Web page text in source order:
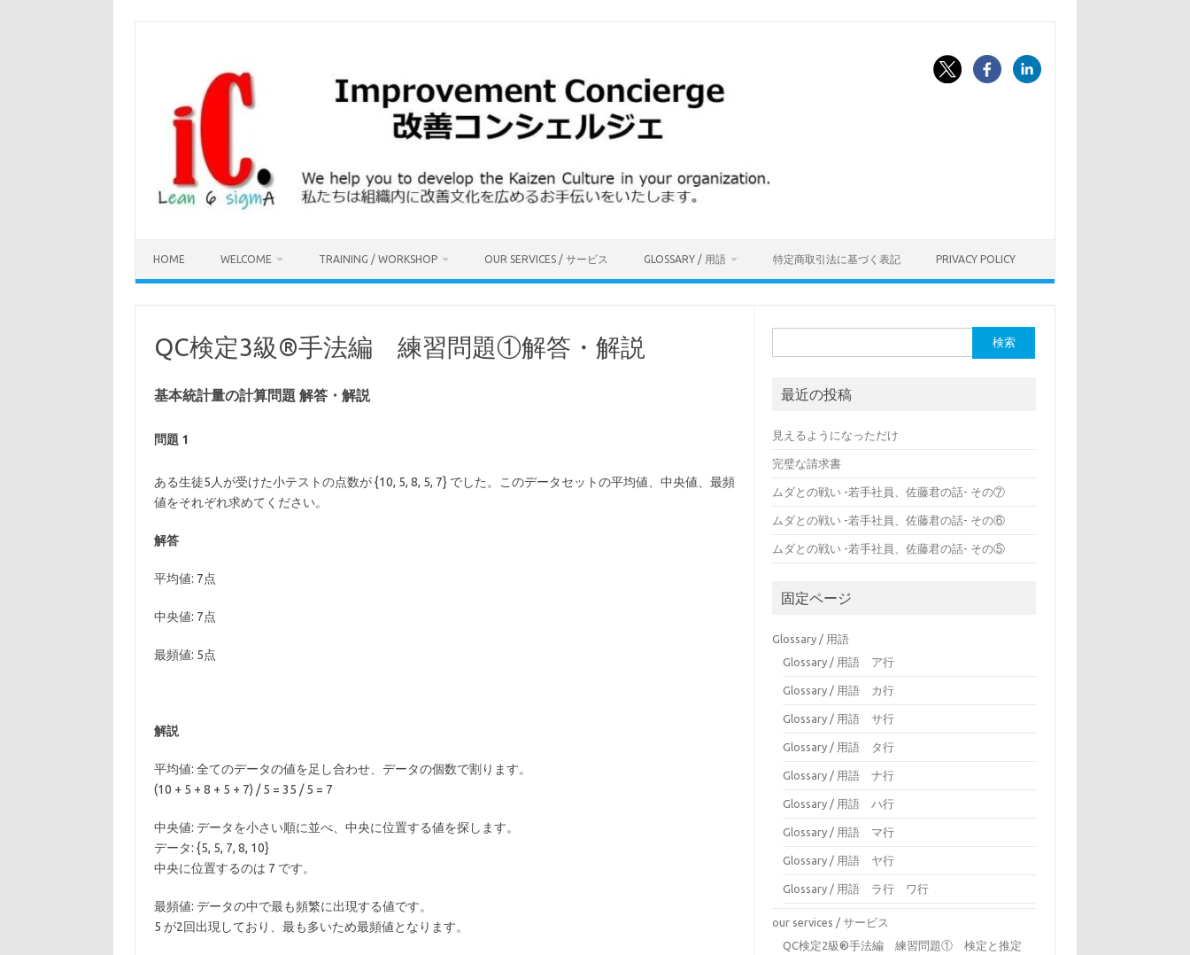
HOME WELCOME TRAINING / WORKSHOP OUR SERVICES / サービス GLOSSARY / 用語 特定商取引法に基づく表記 PRIVACY POLICY
QC検定3級®手法編 練習問題①解答・解説
基本統計量の計算問題 解答・解説
問題 1
ある生徒5人が受けた小テストの点数が {10, 5, 8, 5, 7} でした。このデータセットの平均値、中央値、最頻
値をそれぞれ求めてください。
解答
平均値: 7点
中央値: 7点
最頻値: 5点
解説
平均値: 全てのデータの値を足し合わせ、データの個数で割ります。
(10 + 5 + 8 + 5 + 7) / 5 = 35 / 5 = 7
中央値: データを小さい順に並べ、中央に位置する値を探します。
データ: {5, 5, 7, 8, 10}
中央に位置するのは 7 です。
最頻値: データの中で最も頻繁に出現する値です。
5 が2回出現しており、最も多いため最頻値となります。
索:
最近の投稿
見えるようになっただけ
完璧な請求書
ムダとの戦い -若手社員、佐藤君の話- その⑦
ムダとの戦い -若手社員、佐藤君の話- その⑥
ムダとの戦い -若手社員、佐藤君の話- その⑤
固定ページ
Glossary / 用語
Glossary / 用語 ア行
Glossary / 用語 カ行
Glossary / 用語 サ行
Glossary / 用語 タ行
Glossary / 用語 ナ行
Glossary / 用語 ハ行
Glossary / 用語 マ行
Glossary / 用語 ヤ行
Glossary / 用語 ラ行 ワ行
our services / サービス
QC検定2級®手法編 練習問題① 検定と推定